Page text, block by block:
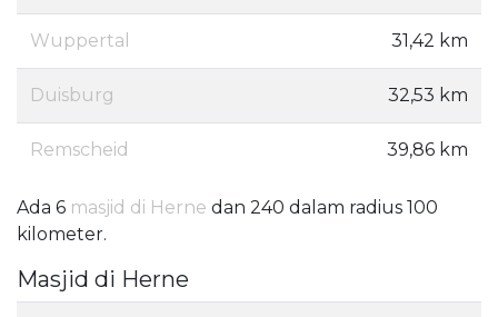
Wuppertal 31,42 km
Duisburg 32,53 km
Remscheid 39,86 km
Ada 6 masjid di Herne dan 240 dalam radius 100
kilometer.
Masjid di Herne